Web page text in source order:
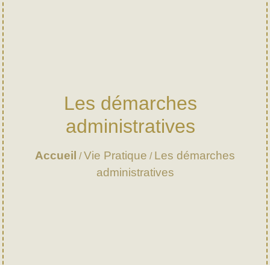
Les démarches
administratives
Accueil /Vie Pratique / Les démarches
administratives